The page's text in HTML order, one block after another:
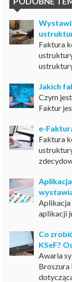
Faktura
Jakich
Czym
Faktur
e-
Faktura
Aplikacja
aplikacji
Co
KSeF?
Awaria
Broszura